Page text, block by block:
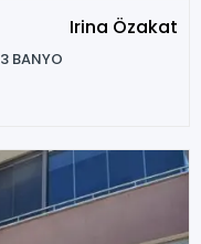
Irina Özakat
3 BANYO